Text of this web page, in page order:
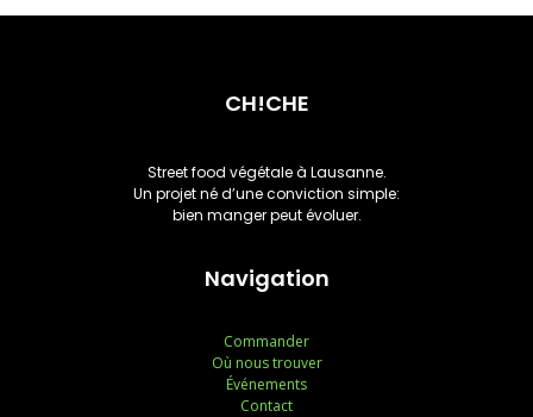
CH!CHE
Navigation
Street food végétale à Lausanne.
Un projet né d’une conviction simple:
bien manger peut évoluer.
Commander
Où nous trouver
Événements
Contact